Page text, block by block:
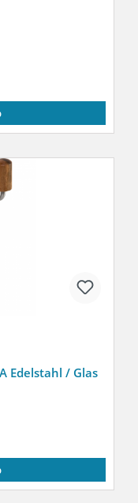
Edelstahl / Glas